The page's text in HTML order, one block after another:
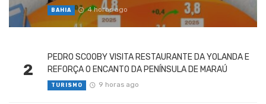
BAHIA 4 horas ago
2
PEDRO SCOOBY VISITA RESTAURANTE DA YOLANDA E
REFORÇA O ENCANTO DA PENÍNSULA DE MARAÚ
TURISMO 9 horas ago